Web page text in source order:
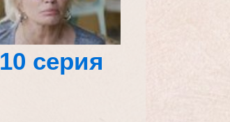
10 серия